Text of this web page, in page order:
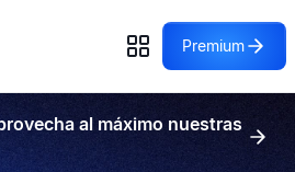
Premium
al máximo nuestras